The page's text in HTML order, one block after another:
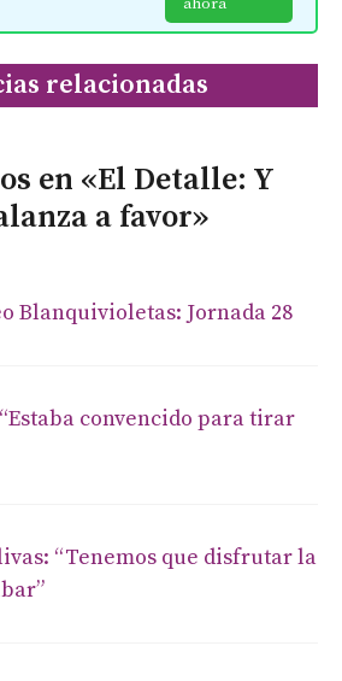
relacionadas
en «El Detalle: Y
a favor»
Blanquivioletas: Jornada 28
convencido para tirar
“Tenemos que disfrutar la